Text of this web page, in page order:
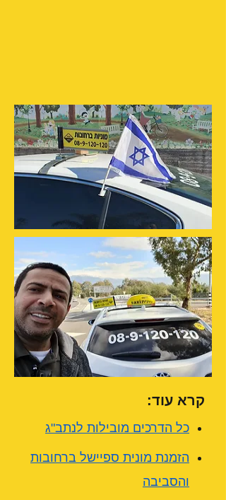
קרא עוד:
כל הדרכים מובילות לנתב"ג
הזמנת מונית ספיישל ברחובות
והסביבה